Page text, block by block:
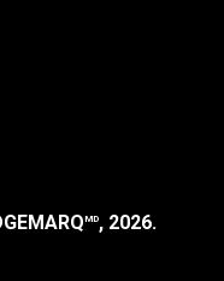
MD, 2026.